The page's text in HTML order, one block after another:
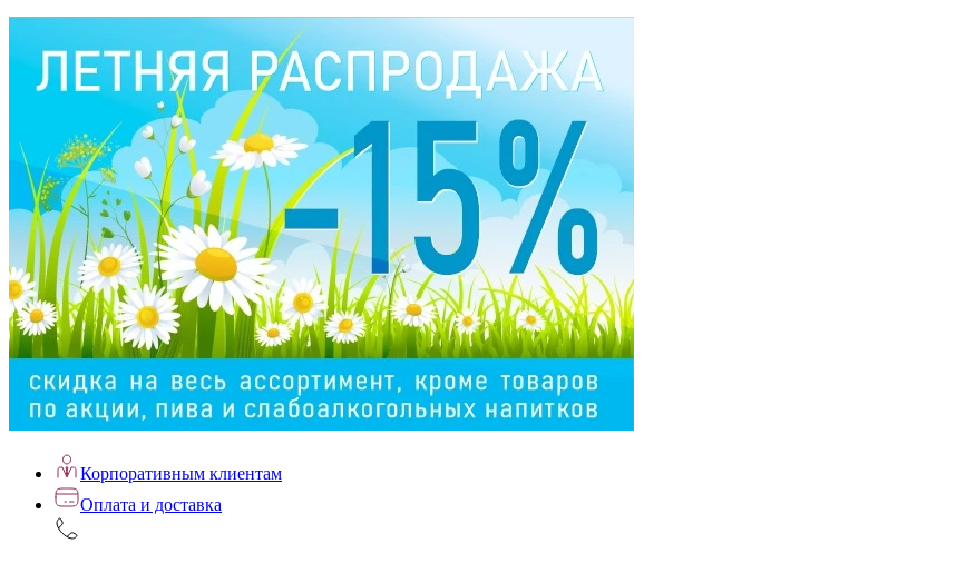
Корпоративным клиентам
Оплата и доставка